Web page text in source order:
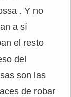
. Y no
a sí
el resto
del
son las
de robar